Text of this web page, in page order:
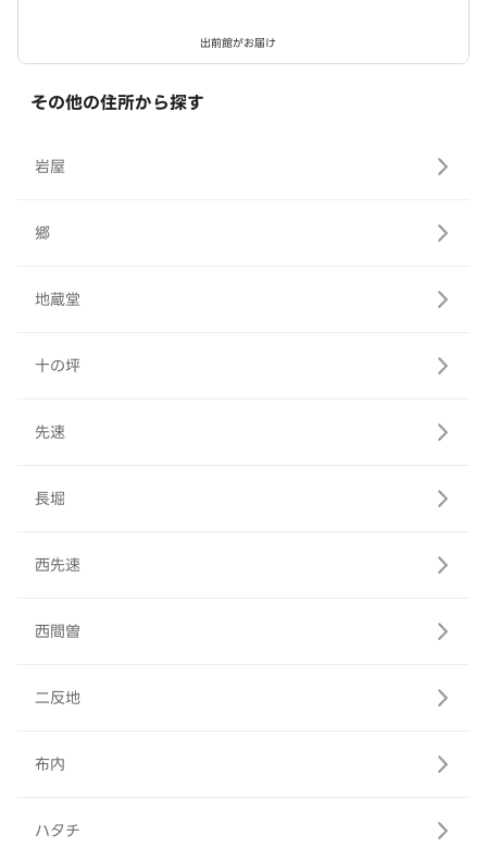
出前館がお届け
その他の住所から探す
岩屋
郷
地蔵堂
十の坪
先速
長堀
西先速
西間曽
二反地
布内
ハタチ